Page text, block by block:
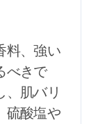
料、強い
べきで
、肌バリ
硫酸塩や